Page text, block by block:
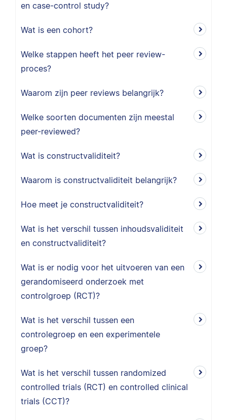
en case-control study?
Wat is een cohort?
Welke stappen heeft het peer review-
proces?
Waarom zijn peer reviews belangrijk?
Welke soorten documenten zijn meestal
peer-reviewed?
Wat is constructvaliditeit?
Waarom is constructvaliditeit belangrijk?
Hoe meet je constructvaliditeit?
Wat is het verschil tussen inhoudsvaliditeit
en constructvaliditeit?
Wat is er nodig voor het uitvoeren van een
gerandomiseerd onderzoek met
controlgroep (RCT)?
Wat is het verschil tussen een
controlegroep en een experimentele
groep?
Wat is het verschil tussen randomized
controlled trials (RCT) en controlled clinical
trials (CCT)?